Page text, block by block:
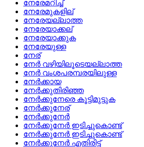
നേരേമറിച്ച്
നേരേമുകളില്
നേരേയല്ലാത്ത
നേരേയാക്കല്
നേരേയാക്കുക
നേരേയുള്ള
നേര്
നേര്‍ വഴിയിലൂടെയല്ലാത്ത
നേര്‍ വംശപരമ്പരയിലുള്ള
നേര്‍ക്കായ
നേര്‍ക്കുതിരിഞ്ഞ
നേര്‍ക്കുനേരെ കൂട്ടിമുട്ടുക
നേര്‍ക്കുനേര്
നേര്‍ക്കുനേര്‍
നേര്‍ക്കുനേര്‍ ഇടിച്ചുകൊണ്ട്
നേര്‍ക്കുനേര്‍ ഇടിച്ചുകൊണ്ട്
നേര്‍ക്കുനേര്‍ എതിരിട്ട്